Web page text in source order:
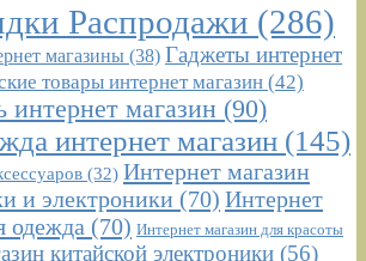
Распродажи (286)
магазины (38) Гаджеты интернет
товары интернет магазин (42)
интернет магазин (90)
интернет магазин (145)
(32) Интернет магазин
и электроники (70) Интернет
одежда (70) Интернет магазин для красоты
китайской электроники (56)